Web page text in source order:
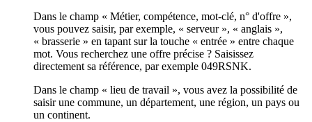
Dans le champ « Métier, compétence, mot-clé, n° d'offre »,
vous pouvez saisir, par exemple, « serveur », « anglais »,
« brasserie » en tapant sur la touche « entrée » entre chaque
mot. Vous recherchez une offre précise ? Saisissez
directement sa référence, par exemple 049RSNK.
Dans le champ « lieu de travail », vous avez la possibilité de
saisir une commune, un département, une région, un pays ou
un continent.